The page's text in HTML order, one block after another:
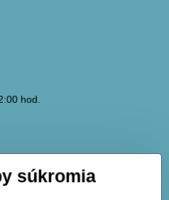
hod.
súkromia